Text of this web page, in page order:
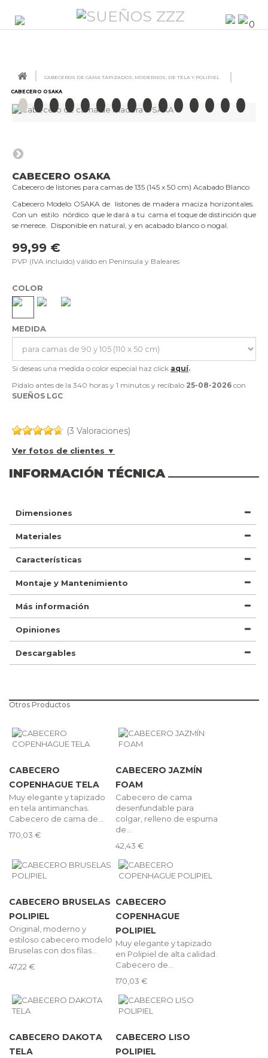
CABECEROS DE CAMA TAPIZADOS: MODERNOS, DE TELA Y POLIPIEL
CABECERO OSAKA
CABECERO OSAKA
Cabecero de listones para camas de 135 (145 x 50 cm) Acabado Blanco
Cabecero Modelo OSAKA de listones de madera maciza horizontales.
Con un estilo nórdico que le dará a tu cama el toque de distinción que
se merece. Disponible en natural, y en acabado blanco o nogal.
99,99 €
PVP (IVA incluido) válido en Península y Baleares
COLOR
MEDIDA
Si deseas una medida o color especial haz click aquí.
Pídalo antes de la 340 horas y 1 minutos y recíbalo 25-08-2026 con
SUEÑOS LGC
(3 Valoraciones)
Ver fotos de clientes ▼
INFORMACIÓN TÉCNICA
Dimensiones
Materiales
Características
Montaje y Mantenimiento
Más información
Opiniones
Descargables
Otros Productos
CABECERO
COPENHAGUE TELA
Muy elegante y tapizado
en tela antimanchas.
Cabecero de cama de...
170,03 €
CABECERO JAZMÍN
FOAM
Cabecero de cama
desenfundable para
colgar, relleno de espuma
de...
42,43 €
CABECERO BRUSELAS
POLIPIEL
Original, moderno y
estiloso cabecero modelo
Bruselas con dos filas...
47,22 €
CABECERO
COPENHAGUE
POLIPIEL
Muy elegante y tapizado
en Polipiel de alta calidad.
Cabecero de...
170,03 €
CABECERO DAKOTA
TELA
CABECERO LISO
POLIPIEL
0